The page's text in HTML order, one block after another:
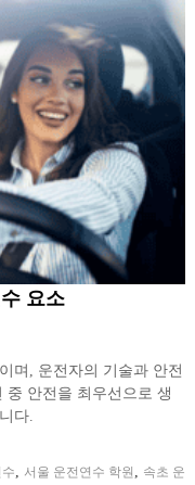
요소
며, 운전자의 기술과 안전
중 안전을 최우선으로 생
다.
, 서울 운전연수 학원 , 속초 운